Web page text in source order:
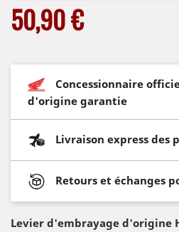
50,90 €
Concessionnaire
d'origine garantie
Livraison express des
Retours et échanges
Levier d'embrayage d'origine